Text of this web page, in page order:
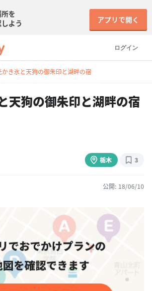
ログイン
を
よう
アプリで開く
かき氷と天狗の御朱印と湖畔の宿
天狗の御朱印と湖畔の宿
栃木 3
公開: 18/06/10